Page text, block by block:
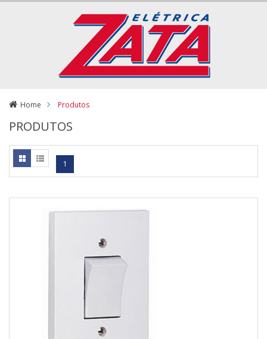
Home Produtos
PRODUTOS
1